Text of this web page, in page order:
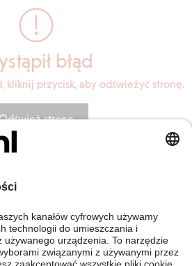
błąd
kliknij przycisk, aby odświeżyć stronę.
stronę